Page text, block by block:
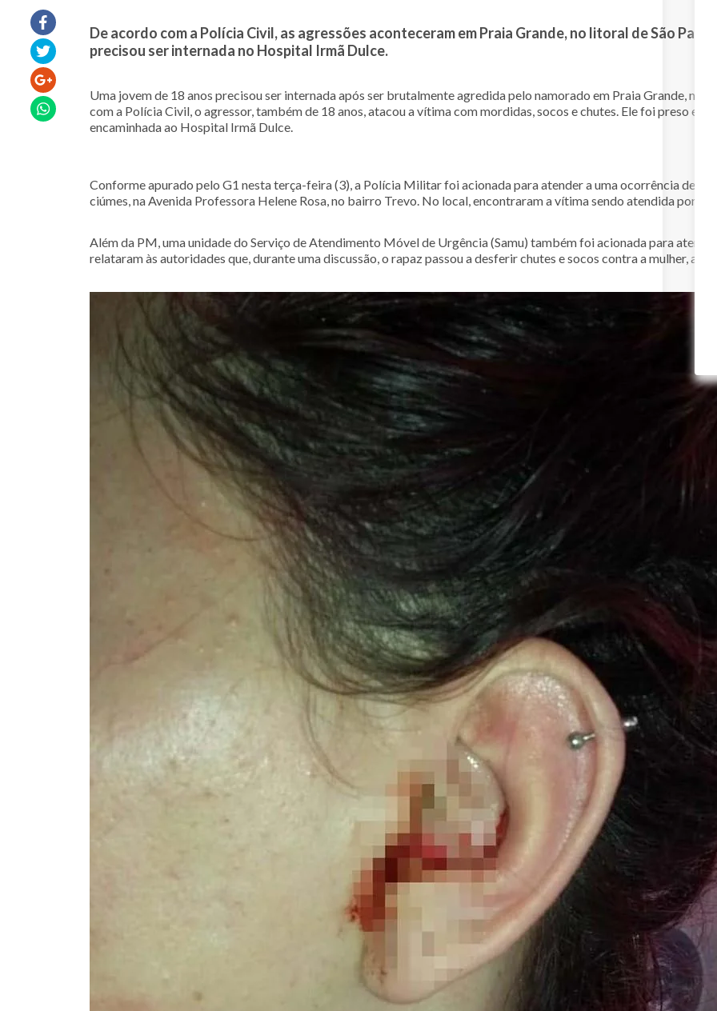
De acordo com a Polícia Civil, as agressões aconteceram em Praia Grande, no litoral de São Paulo,
precisou ser internada no Hospital Irmã Dulce.
Uma jovem de 18 anos precisou ser internada após ser brutalmente agredida pelo namorado em Praia Grande, no
com a Polícia Civil, o agressor, também de 18 anos, atacou a vítima com mordidas, socos e chutes. Ele foi preso em
encaminhada ao Hospital Irmã Dulce.
Conforme apurado pelo G1 nesta terça-feira (3), a Polícia Militar foi acionada para atender a uma ocorrência de
ciúmes, na Avenida Professora Helene Rosa, no bairro Trevo. No local, encontraram a vítima sendo atendida por
Além da PM, uma unidade do Serviço de Atendimento Móvel de Urgência (Samu) também foi acionada para atender
relataram às autoridades que, durante uma discussão, o rapaz passou a desferir chutes e socos contra a mulher, além